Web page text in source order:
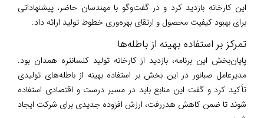
این کارخانه بازدید کرد و در گفت‌وگو با مهندسان حاضر، پیشنهاداتی
برای بهبود کیفیت محصول و ارتقای بهره‌وری خطوط تولید ارائه داد.
تمرکز بر استفاده بهینه از باطله‌ها
پایان‌بخش این برنامه، بازدید از کارخانه تولید کنسانتره همدان بود.
مدیرعامل صبانور در این بخش بر استفاده بهینه از باطله‌های تولیدی
تأکید کرد و گفت این منابع باید در مسیر درست و اقتصادی استفاده
شوند تا ضمن کاهش هدررفت، ارزش افزوده جدیدی برای شرکت ایجاد